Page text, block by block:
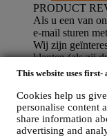
This website uses
Cookies help us
personalise content
share information
advertising and
PRODUCT
Als u een van
e-mail sturen
Wij zijn
klanten (als zij
onze producten
het einde van
om uw
niet verplicht, en
WHATSAPP
Sommige van